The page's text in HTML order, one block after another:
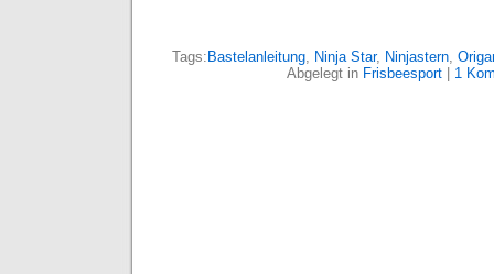
Tags: Bastelanleitung, Ninja Star, Ninjastern,
Abgelegt in Frisbeesport| 1